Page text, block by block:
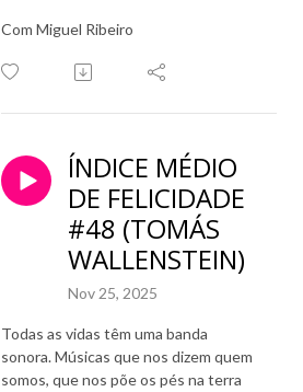
Com Miguel Ribeiro
ÍNDICE MÉDIO
DE FELICIDADE
#48 (TOMÁS
WALLENSTEIN)
Nov 25, 2025
Todas as vidas têm uma banda
sonora. Músicas que nos dizem quem
somos, que nos põe os pés na terra